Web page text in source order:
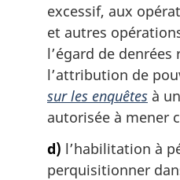
excessif, aux
et autres
l’égard de denrées
l’attribution de
sur les enquêtes à
autorisée à mener
d) l’habilitation à
perquisitionner